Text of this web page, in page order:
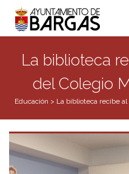
La biblioteca
del Colegio
Educación > La biblioteca recibe